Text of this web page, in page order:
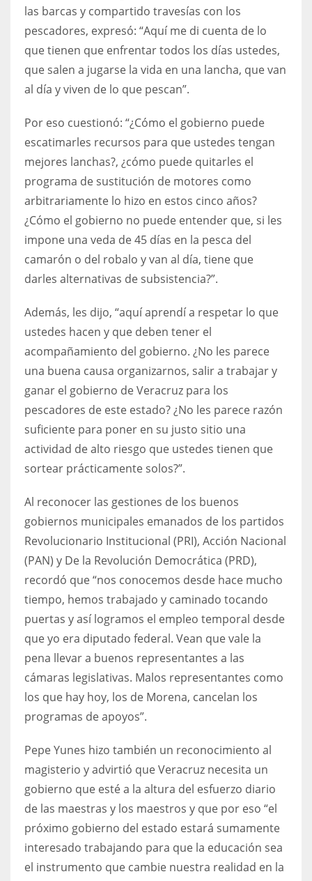
las barcas y compartido travesías con los
pescadores, expresó: “Aquí me di cuenta de lo
que tienen que enfrentar todos los días ustedes,
que salen a jugarse la vida en una lancha, que van
al día y viven de lo que pescan”.
Por eso cuestionó: “¿Cómo el gobierno puede
escatimarles recursos para que ustedes tengan
mejores lanchas?, ¿cómo puede quitarles el
programa de sustitución de motores como
arbitrariamente lo hizo en estos cinco años?
¿Cómo el gobierno no puede entender que, si les
impone una veda de 45 días en la pesca del
camarón o del robalo y van al día, tiene que
darles alternativas de subsistencia?”.
Además, les dijo, “aquí aprendí a respetar lo que
ustedes hacen y que deben tener el
acompañamiento del gobierno. ¿No les parece
una buena causa organizarnos, salir a trabajar y
ganar el gobierno de Veracruz para los
pescadores de este estado? ¿No les parece razón
suficiente para poner en su justo sitio una
actividad de alto riesgo que ustedes tienen que
sortear prácticamente solos?”.
Al reconocer las gestiones de los buenos
gobiernos municipales emanados de los partidos
Revolucionario Institucional (PRI), Acción Nacional
(PAN) y De la Revolución Democrática (PRD),
recordó que “nos conocemos desde hace mucho
tiempo, hemos trabajado y caminado tocando
puertas y así logramos el empleo temporal desde
que yo era diputado federal. Vean que vale la
pena llevar a buenos representantes a las
cámaras legislativas. Malos representantes como
los que hay hoy, los de Morena, cancelan los
programas de apoyos”.
Pepe Yunes hizo también un reconocimiento al
magisterio y advirtió que Veracruz necesita un
gobierno que esté a la altura del esfuerzo diario
de las maestras y los maestros y que por eso “el
próximo gobierno del estado estará sumamente
interesado trabajando para que la educación sea
el instrumento que cambie nuestra realidad en la